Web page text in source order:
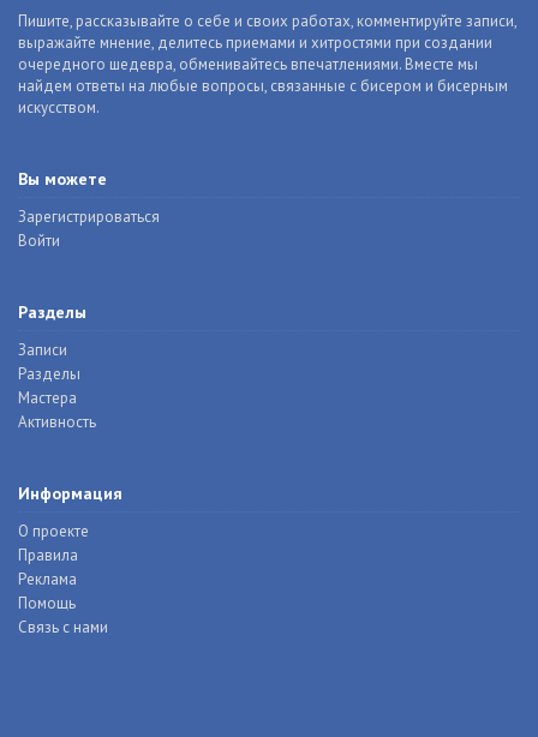
Пишите, рассказывайте о себе и своих работах, комментируйте записи,
выражайте мнение, делитесь приемами и хитростями при создании
очередного шедевра, обменивайтесь впечатлениями. Вместе мы
найдем ответы на любые вопросы, связанные с бисером и бисерным
искусством.
Вы можете
Зарегистрироваться
Войти
Разделы
Записи
Разделы
Мастера
Активность
Информация
О проекте
Правила
Реклама
Помощь
Связь с нами